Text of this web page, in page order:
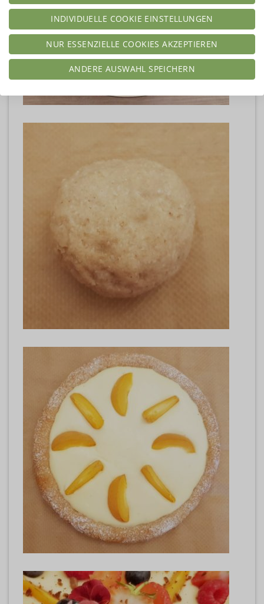
INDIVIDUELLE COOKIE EINSTELLUNGEN
NUR ESSENZIELLE COOKIES AKZEPTIEREN
ANDERE AUSWAHL SPEICHERN